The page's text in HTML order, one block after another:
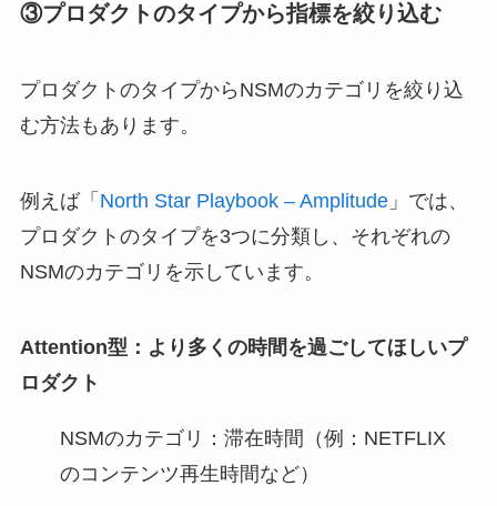
③プロダクトのタイプから指標を絞り込む
プロダクトのタイプからNSMのカテゴリを絞り込
む方法もあります。
例えば「 North Star Playbook – Amplitude」では、
プロダクトのタイプを3つに分類し、それぞれの
NSMのカテゴリを示しています。
Attention型：より多くの時間を過ごしてほしいプ
ロダクト
NSMのカテゴリ：滞在時間（例：NETFLIX
のコンテンツ再生時間など）